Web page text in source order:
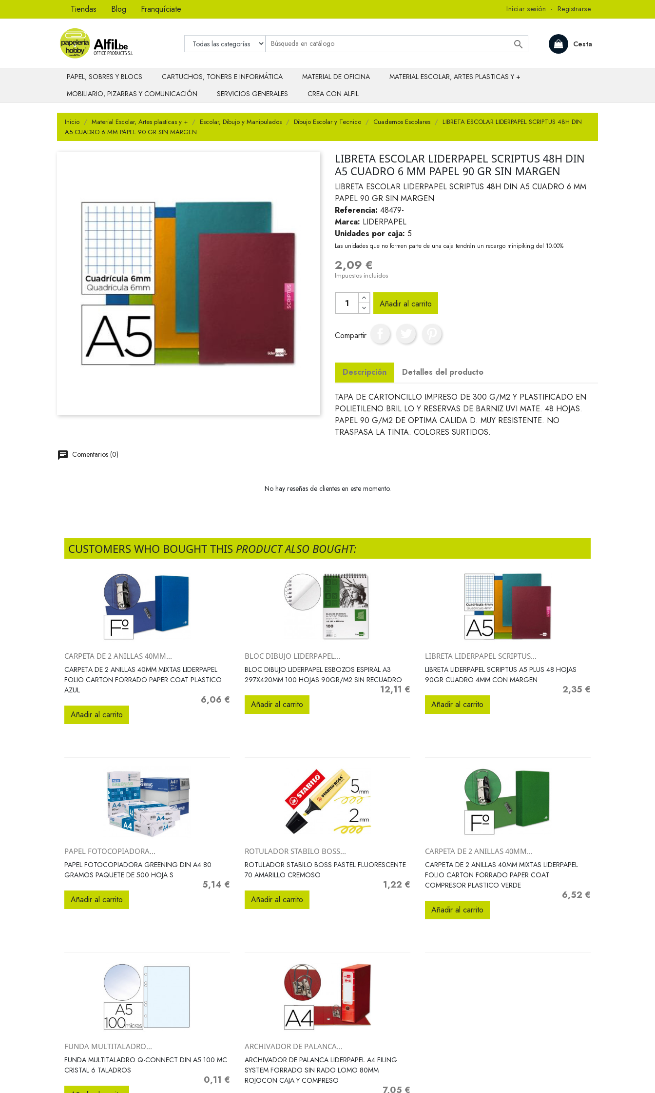
Tiendas Blog Franquíciate Iniciar sesión · Registrarse
Cesta

PAPEL, SOBRES Y BLOCS CARTUCHOS, TONERS E INFORMÁTICA MATERIAL DE OFICINA
MATERIAL ESCOLAR, ARTES PLASTICAS Y +
MOBILIARIO, PIZARRAS Y COMUNICACIÓN
SERVICIOS GENERALES CREA CON ALFIL
Inicio Material Escolar, Artes plasticas y + Escolar, Dibujo y Manipulados Dibujo Escolar y Tecnico Cuadernos Escolares
LIBRETA ESCOLAR LIDERPAPEL SCRIPTUS 48H DIN
A5 CUADRO 6 MM PAPEL 90 GR SIN MARGEN
LIBRETA ESCOLAR LIDERPAPEL SCRIPTUS 48H DIN
A5 CUADRO 6 MM PAPEL 90 GR SIN MARGEN
LIBRETA ESCOLAR LIDERPAPEL SCRIPTUS 48H DIN A5 CUADRO 6 MM
PAPEL 90 GR SIN MARGEN
Referencia: 48479-
Marca: LIDERPAPEL
Unidades por caja: 5
Las unidades que no formen parte de una caja tendrán un recargo minipiking del 10.00%
2,09 €
Impuestos incluidos
Añadir al carrito
Compartir
Descripción Detalles del producto
TAPA DE CARTONCILLO IMPRESO DE 300 G/M2 Y PLASTIFICADO EN
POLIETILENO BRIL LO Y RESERVAS DE BARNIZ UVI MATE. 48 HOJAS.
PAPEL 90 G/M2 DE OPTIMA CALIDA D. MUY RESISTENTE. NO
TRASPASA LA TINTA. COLORES SURTIDOS.
Comentarios (0)
No hay reseñas de clientes en este momento.
CUSTOMERS WHO BOUGHT THIS PRODUCT ALSO BOUGHT:
Vista rápida
CARPETA DE 2 ANILLAS 40MM...
CARPETA DE 2 ANILLAS 40MM MIXTAS LIDERPAPEL
FOLIO CARTON FORRADO PAPER COAT PLASTICO
AZUL
Precio
6,06 €
Añadir al carrito
Vista rápida
BLOC DIBUJO LIDERPAPEL...
BLOC DIBUJO LIDERPAPEL ESBOZOS ESPIRAL A3
297X420MM 100 HOJAS 90GR/M2 SIN RECUADRO
Precio
12,11 €
Añadir al carrito
Vista rápida
LIBRETA LIDERPAPEL SCRIPTUS...
LIBRETA LIDERPAPEL SCRIPTUS A5 PLUS 48 HOJAS
90GR CUADRO 4MM CON MARGEN
Precio
2,35 €
Añadir al carrito
Vista rápida
PAPEL FOTOCOPIADORA...
PAPEL FOTOCOPIADORA GREENING DIN A4 80
GRAMOS PAQUETE DE 500 HOJA S
Precio
5,14 €
Añadir al carrito
 Vista rápida
ROTULADOR STABILO BOSS...
ROTULADOR STABILO BOSS PASTEL FLUORESCENTE
70 AMARILLO CREMOSO
Precio
1,22 €
Añadir al carrito
Vista rápida
CARPETA DE 2 ANILLAS 40MM...
CARPETA DE 2 ANILLAS 40MM MIXTAS LIDERPAPEL
FOLIO CARTON FORRADO PAPER COAT
COMPRESOR PLASTICO VERDE
Precio
6,52 €
Añadir al carrito
Vista rápida
FUNDA MULTITALADRO...
FUNDA MULTITALADRO Q-CONNECT DIN A5 100 MC
CRISTAL 6 TALADROS
Precio
0,11 €
 Vista rápida
ARCHIVADOR DE PALANCA...
ARCHIVADOR DE PALANCA LIDERPAPEL A4 FILING
SYSTEM FORRADO SIN RADO LOMO 80MM
ROJOCON CAJA Y COMPRESO
Precio
7,05 €